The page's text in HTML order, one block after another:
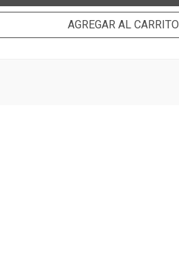
AGREGAR AL CARRITO